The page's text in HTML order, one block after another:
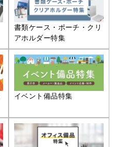
書類ケース・ポーチ・クリ
アホルダー特集
イベント備品特集